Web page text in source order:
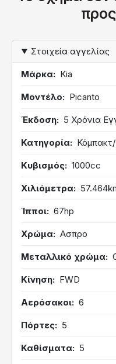
Στοιχεία αγγελίας
Μάρκα Kia
Μοντέλο Picanto
Έκδοση 5 Χρόνια
Κατηγορία
Κυβισμός 1000cc
Χιλιόμετρα
Ίπποι 67hp
Χρώμα Ασπρο
Μεταλλικό χρώμα
Κίνηση FWD
Αερόσακοι 6
Πόρτες 5
Καθίσματα 5